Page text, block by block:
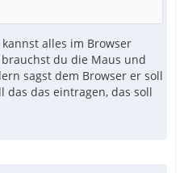
alles im Browser
du die Maus und
sagst dem Browser er soll
das das eintragen, das soll